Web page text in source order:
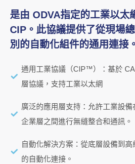
是由 ODVA指定的工業以太
CIP。此協議提供了從現場
別的自動化組件的通用連接。
通用工業協議（CIP™）：基於
層協議，支持工業以太網
廣泛的應用層支持：允許工業設
企業層之間進行無縫整合和通訊。
自動化解決方案：從底層設備到
的自動化連接。